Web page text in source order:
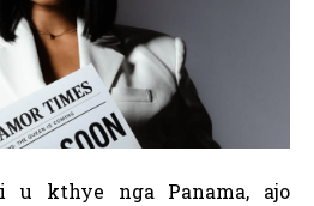
u kthye nga Panama, ajo